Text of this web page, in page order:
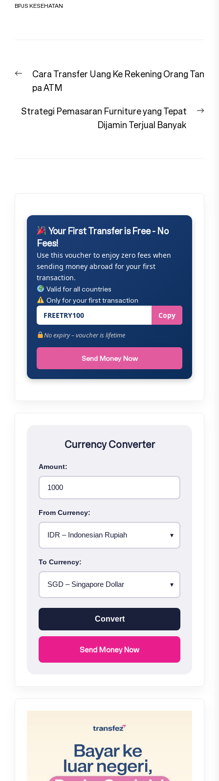
BPJS KESEHATAN
pos
Previous
post:
Cara Transfer Uang Ke Rekening Orang Tan
pa ATM
Strategi Pemasaran Furniture yang Tepat
Dijamin Terjual Banyak
Your First Transfer is Free - No
Fees!
Use this voucher to enjoy zero fees when
sending money abroad for your first
transaction.
Valid for all countries
Only for your first transaction
FREETRY100 Copy
No expiry – voucher is lifetime
Send Money Now
Currency Converter
Amount:
From Currency:
To Currency:
Convert
Send Money Now